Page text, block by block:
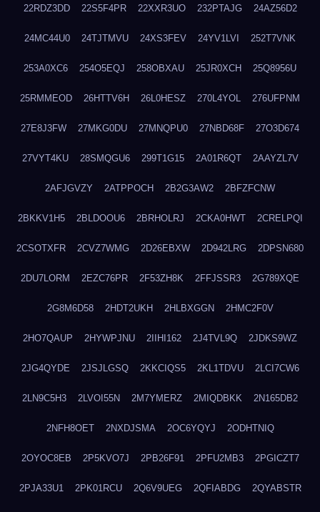
22RDZ3DD 22S5F4PR 22XXR3UO 232PTAJG 24AZ56D2
24MC44U0 24TJTMVU 24XS3FEV 24YV1LVI 252T7VNK
253A0XC6 254O5EQJ 258OBXAU 25JR0XCH 25Q8956U
25RMMEOD 26HTTV6H 26L0HESZ 270L4YOL 276UFPNM
27E8J3FW 27MKG0DU 27MNQPU0 27NBD68F 27O3D674
27VYT4KU 28SMQGU6 299T1G15 2A01R6QT 2AAYZL7V
2AFJGVZY 2ATPPOCH 2B2G3AW2 2BFZFCNW
2BKKV1H5 2BLDOOU6 2BRHOLRJ 2CKA0HWT 2CRELPQI
2CSOTXFR 2CVZ7WMG 2D26EBXW 2D942LRG 2DPSN680
2DU7LORM 2EZC76PR 2F53ZH8K 2FFJSSR3 2G789XQE
2G8M6D58 2HDT2UKH 2HLBXGGN 2HMC2F0V
2HO7QAUP 2HYWPJNU 2IIHI162 2J4TVL9Q 2JDKS9WZ
2JG4QYDE 2JSJLGSQ 2KKCIQS5 2KL1TDVU 2LCI7CW6
2LN9C5H3 2LVOI55N 2M7YMERZ 2MIQDBKK 2N165DB2
2NFH8OET 2NXDJSMA 2OC6YQYJ 2ODHTNIQ
2OYOC8EB 2P5KVO7J 2PB26F91 2PFU2MB3 2PGICZT7
2PJA33U1 2PK01RCU 2Q6V9UEG 2QFIABDG 2QYABSTR